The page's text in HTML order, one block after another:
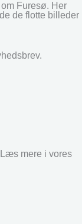
Furesø. Her
de flotte billeder
mere i vores